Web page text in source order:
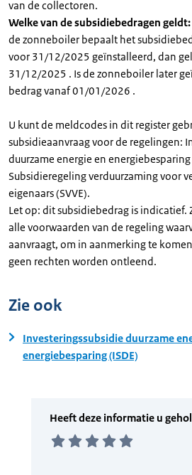
van de collectoren.
Welke van de subsidiebedragen geldt:
de zonneboiler bepaalt het
voor 31/12/2025 geïnstalleerd, dan
31/12/2025 . Is de zonneboiler later
bedrag vanaf 01/01/2026 .
U kunt de meldcodes in dit register
subsidieaanvraag voor de regelingen:
duurzame energie en energiebesparing
Subsidieregeling verduurzaming voor
eigenaars (SVVE).
Let op: dit subsidiebedrag is indicatief.
alle voorwaarden van de regeling
aanvraagt, om in aanmerking te
geen rechten worden ontleend.
Zie ook
Investeringssubsidie duurzame
energiebesparing (ISDE)